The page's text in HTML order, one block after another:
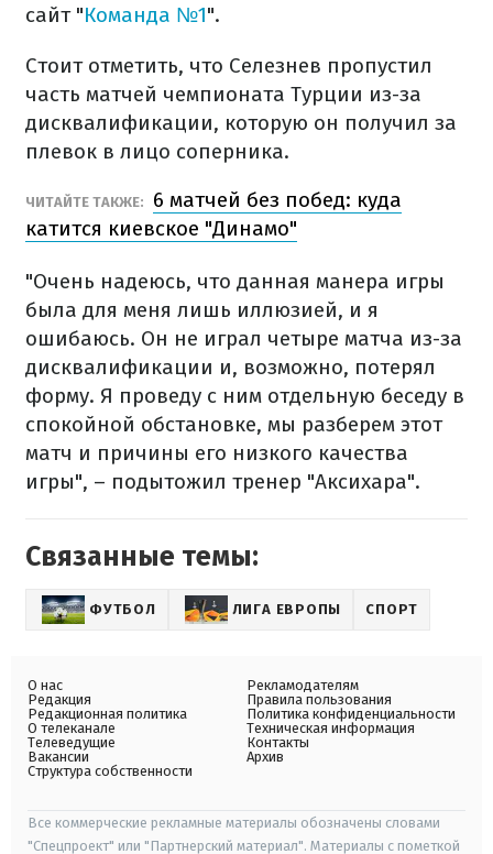
сайт "Команда №1".
Стоит отметить, что Селезнев пропустил
часть матчей чемпионата Турции из-за
дисквалификации, которую он получил за
плевок в лицо соперника.
ЧИТАЙТЕ ТАКЖЕ:
6 матчей без побед: куда
катится киевское "Динамо"
"Очень надеюсь, что данная манера игры
была для меня лишь иллюзией, и я
ошибаюсь. Он не играл четыре матча из-за
дисквалификации и, возможно, потерял
форму. Я проведу с ним отдельную беседу в
спокойной обстановке, мы разберем этот
матч и причины его низкого качества
игры", – подытожил тренер "Аксихара".
Связанные темы:
ФУТБОЛ ЛИГА ЕВРОПЫ СПОРТ
О нас
Редакция
Редакционная политика
О телеканале
Телеведущие
Вакансии
Структура собственности
Рекламодателям
Правила пользования
Политика конфиденциальности
Техническая информация
Контакты
Архив
Все коммерческие рекламные материалы обозначены словами
"Спецпроект" или "Партнерский материал". Материалы с пометкой